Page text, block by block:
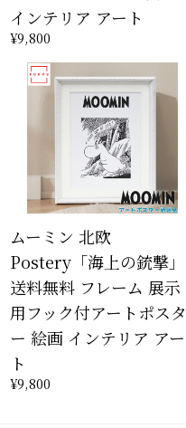
インテリア アート
¥9,800
ムーミン 北欧
Postery「海上の銃撃」
送料無料 フレーム 展示
用フック付アートポスタ
ー 絵画 インテリア アー
ト
¥9,800